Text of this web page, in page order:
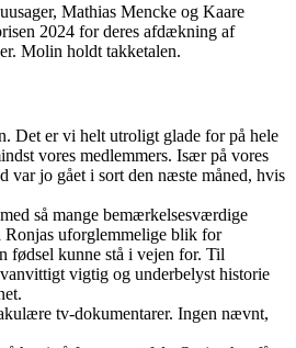
Mathias Mencke og Kaare
2024 for deres afdækning af
Molin holdt takketalen.
Det er vi helt utroligt glade for på hele
vores medlemmers. Især på vores
var jo gået i sort den næste måned, hvis
så mange bemærkelsesværdige
Ronjas uforglemmelige blik for
fødsel kunne stå i vejen for. Til
vigtig og underbelyst historie
tv-dokumentarer. Ingen nævnt,